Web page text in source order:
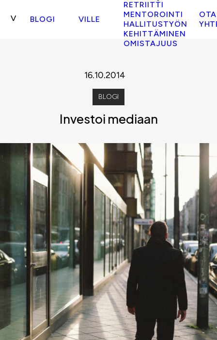
BLOGI VILLE
RETRIITTI
MENTOROINTI
HALLITUSTYÖN
KEHITTÄMINEN
OMISTAJUUS
OTA
16.10.2014
BLOGI
Investoi mediaan